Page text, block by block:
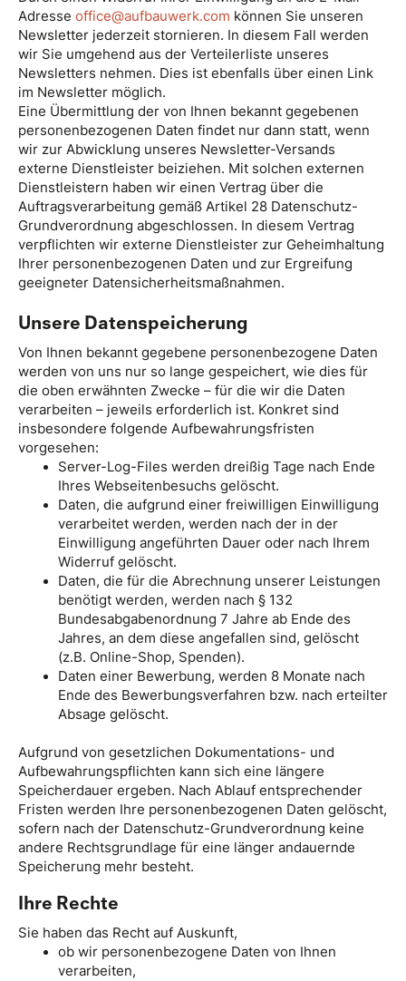
Adresse office@aufbauwerk.com können Sie unseren
Newsletter jederzeit stornieren. In diesem Fall werden
wir Sie umgehend aus der Verteilerliste unseres
Newsletters nehmen. Dies ist ebenfalls über einen Link
im Newsletter möglich.
Eine Übermittlung der von Ihnen bekannt gegebenen
personenbezogenen Daten findet nur dann statt, wenn
wir zur Abwicklung unseres Newsletter-Versands
externe Dienstleister beiziehen. Mit solchen externen
Dienstleistern haben wir einen Vertrag über die
Auftragsverarbeitung gemäß Artikel 28 Datenschutz-
Grundverordnung abgeschlossen. In diesem Vertrag
verpflichten wir externe Dienstleister zur Geheimhaltung
Ihrer personenbezogenen Daten und zur Ergreifung
geeigneter Datensicherheitsmaßnahmen.
Unsere Datenspeicherung
Von Ihnen bekannt gegebene personenbezogene Daten
werden von uns nur so lange gespeichert, wie dies für
die oben erwähnten Zwecke – für die wir die Daten
verarbeiten – jeweils erforderlich ist. Konkret sind
insbesondere folgende Aufbewahrungsfristen
vorgesehen:
Server-Log-Files werden dreißig Tage nach Ende
Ihres Webseitenbesuchs gelöscht.
Daten, die aufgrund einer freiwilligen Einwilligung
verarbeitet werden, werden nach der in der
Einwilligung angeführten Dauer oder nach Ihrem
Widerruf gelöscht.
Daten, die für die Abrechnung unserer Leistungen
benötigt werden, werden nach § 132
Bundesabgabenordnung 7 Jahre ab Ende des
Jahres, an dem diese angefallen sind, gelöscht
(z.B. Online-Shop, Spenden).
Daten einer Bewerbung, werden 8 Monate nach
Ende des Bewerbungsverfahren bzw. nach erteilter
Absage gelöscht.
Aufgrund von gesetzlichen Dokumentations- und
Aufbewahrungspflichten kann sich eine längere
Speicherdauer ergeben. Nach Ablauf entsprechender
Fristen werden Ihre personenbezogenen Daten gelöscht,
sofern nach der Datenschutz-Grundverordnung keine
andere Rechtsgrundlage für eine länger andauernde
Speicherung mehr besteht.
Ihre Rechte
Sie haben das Recht auf Auskunft,
ob wir personenbezogene Daten von Ihnen
verarbeiten,